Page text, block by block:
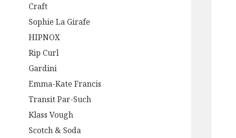
Craft
Sophie La Girafe
HIPNOX
Rip Curl
Gardini
Emma-Kate Francis
Transit Par-Such
Klass Vough
Scotch & Soda